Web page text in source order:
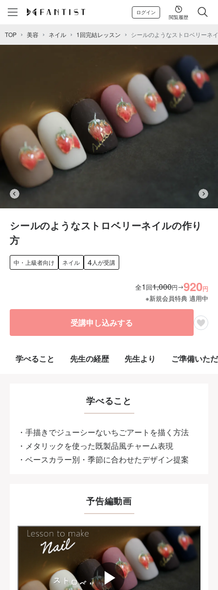
ログイン
閲覧履歴
TOP 美容 ネイル 1回完結レッスン シールのようなストロベリーネ
シールのようなストロベリーネイルの作り
方
中・上級者向け ネイル 4人が受講
全1 回1,000円→920円
※新規会員特典 適用中
受講申し込みする
学べること 先生の経歴 先生より ご準備いた
学べること
・手描きでジューシーないちごアートを描く方法
・メタリックを使った既製品風チャーム表現
・ベースカラー別・季節に合わせたデザイン提案
予告編動画